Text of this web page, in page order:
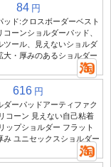
84 円
ッド:クロスボーダーベスト
ーンショルダーパッド、
ツール、見えないショルダ
大・厚みのあるショルダー
616 円
ダーパッドアーティファク
コーン 見えない自己粘着
ップショルダー フラット
み ユニセックスショルダー